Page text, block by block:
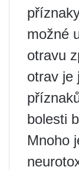
možné
otravu
otrav je
bolesti
Mnoho